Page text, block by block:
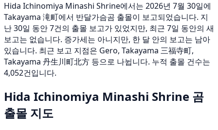
Hida Ichinomiya Minashi Shrine에서는 2026년 7월 30일에
Takayama 滝町에서 반달가슴곰 출몰이 보고되었습니다. 지
난 30일 동안 7건의 출몰 보고가 있었지만, 최근 7일 동안의 새
보고는 없습니다. 증가세는 아니지만, 한 달 안의 보고는 남아
있습니다. 최근 보고 지점은 Gero, Takayama 三福寺町,
Takayama 丹生川町北方 등으로 나뉩니다. 누적 출몰 건수는
4,052건입니다.
Hida Ichinomiya Minashi Shrine 곰
출몰 지도